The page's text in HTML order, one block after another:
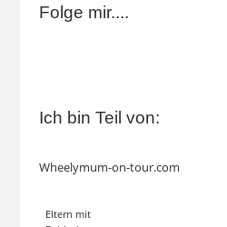
Folge mir....
Ich bin Teil von:
Wheelymum-on-tour.com
Eltern mit